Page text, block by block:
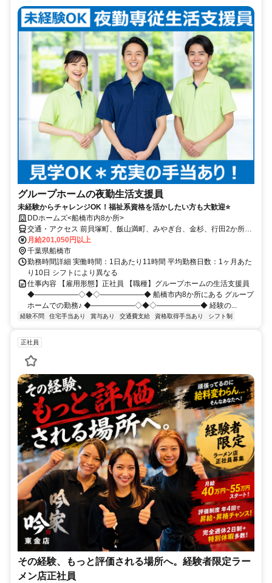
グループホームの夜勤生活支援員
未経験からチャレンジOK！福祉系資格を活かしたい方も大歓迎⭐
DDホームズ<船橋市内8か所>
交通・アクセス 前貝塚町、飯山満町、みやぎ台、金杉、行田2か所、
習志野、上山町に勤務地あり
月給201,050円以上
千葉県船橋市
勤務時間詳細 実働時間：1日あたり11時間 平均勤務日数：1ヶ月あた
り10日 シフトにより異なる
仕事内容 【雇用形態】正社員 【職種】グループホームの生活支援員
◆――――――◇◆◇――――――◆ 船橋市内8か所にある グループ
ホームでの勤務♪ ◆――――――◇◆◇――――――◆ 経験の...
経験不問 住宅手当あり 賞与あり 交通費支給 資格取得手当あり シフト制
正社員
その経験、もっと評価される場所へ。経験者限定ラー
メン店正社員